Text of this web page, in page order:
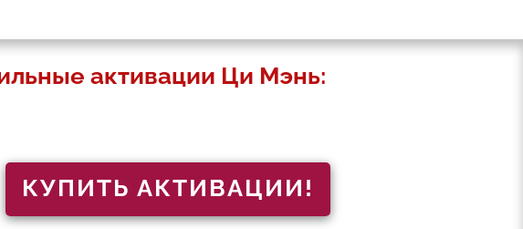
активации Ци Мэнь:
КУПИТЬ АКТИВАЦИИ!